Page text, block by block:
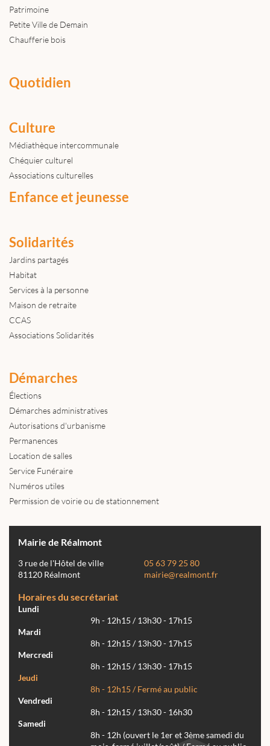
Patrimoine
Petite Ville de Demain
Chaufferie bois
Quotidien
Culture
Médiathèque intercommunale
Chéquier culturel
Associations culturelles
Enfance et jeunesse
Solidarités
Jardins partagés
Habitat
Services à la personne
Maison de retraite
CCAS
Associations Solidarités
Démarches
Élections
Démarches administratives
Autorisations d'urbanisme
Permanences
Location de salles
Service Funéraire
Numéros utiles
Permission de voirie ou de stationnement
Mairie de Réalmont
3 rue de l'Hôtel de ville
81120 Réalmont
05 63 79 25 80
mairie@realmont.fr
Horaires du secrétariat
Lundi
9h - 12h15 / 13h30 - 17h15
Mardi
8h - 12h15 / 13h30 - 17h15
Mercredi
8h - 12h15 / 13h30 - 17h15
Jeudi
8h - 12h15 / Fermé au public
Vendredi
8h - 12h15 / 13h30 - 16h30
Samedi
8h - 12h (ouvert le 1er et 3ème samedi du